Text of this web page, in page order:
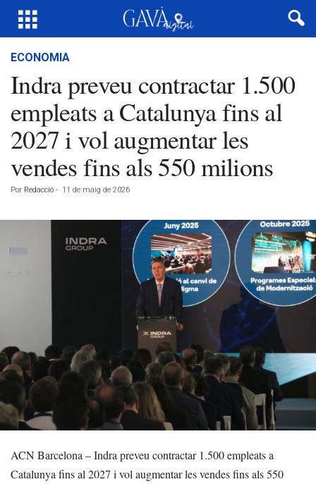
ECONOMIA
Indra preveu contractar 1.500
empleats a Catalunya fins al
2027 i vol augmentar les
vendes fins als 550 milions
Por Redacció - 11 de maig de 2026
ACN Barcelona – Indra preveu contractar 1.500 empleats a
Catalunya fins al 2027 i vol augmentar les vendes fins als 550